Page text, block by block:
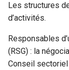
Les structures
d’activités.
Responsables
(RSG) : la
Conseil